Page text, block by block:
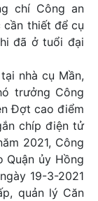
chí Công an
cần thiết để cụ
đã ở tuổi đại
nhà cụ Mần,
trưởng Công
Đợt cao điểm
chíp điện tử
2021, Công
Quận ủy Hồng
19-3-2021
quản lý Căn